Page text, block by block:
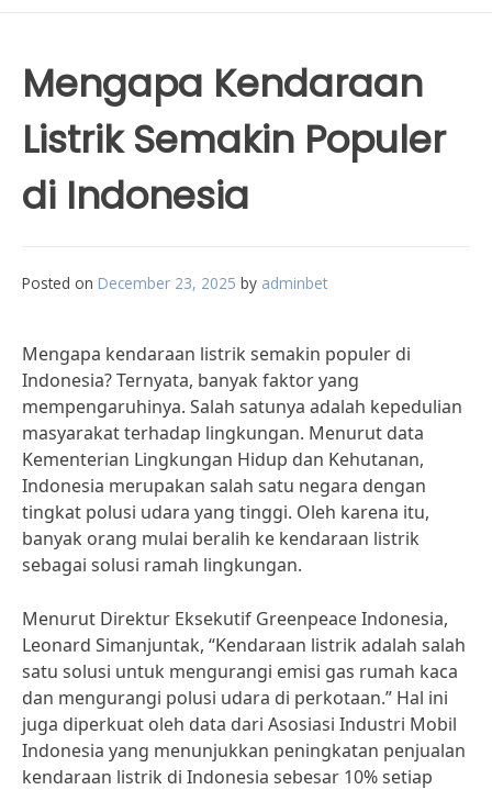
Mengapa Kendaraan
Listrik Semakin Populer
di Indonesia
Posted on December 23, 2025 by adminbet
Mengapa kendaraan listrik semakin populer di
Indonesia? Ternyata, banyak faktor yang
mempengaruhinya. Salah satunya adalah kepedulian
masyarakat terhadap lingkungan. Menurut data
Kementerian Lingkungan Hidup dan Kehutanan,
Indonesia merupakan salah satu negara dengan
tingkat polusi udara yang tinggi. Oleh karena itu,
banyak orang mulai beralih ke kendaraan listrik
sebagai solusi ramah lingkungan.
Menurut Direktur Eksekutif Greenpeace Indonesia,
Leonard Simanjuntak, “Kendaraan listrik adalah salah
satu solusi untuk mengurangi emisi gas rumah kaca
dan mengurangi polusi udara di perkotaan.” Hal ini
juga diperkuat oleh data dari Asosiasi Industri Mobil
Indonesia yang menunjukkan peningkatan penjualan
kendaraan listrik di Indonesia sebesar 10% setiap